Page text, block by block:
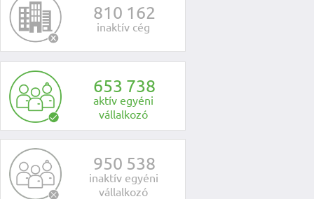
810 162
inaktív cég
653 738
aktív egyéni
vállalkozó
950 538
inaktív egyéni
vállalkozó